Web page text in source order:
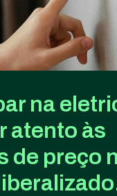
na
atento às
de preço